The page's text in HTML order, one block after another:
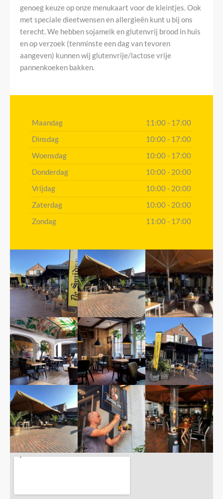
genoeg keuze op onze menukaart voor de kleintjes. Ook
met speciale dieetwensen en allergieën kunt u bij ons
terecht. We hebben sojamelk en glutenvrij brood in huis
en op verzoek (tenminste een dag van tevoren
aangeven) kunnen wij glutenvrije/lactose vrije
pannenkoeken bakken.
Maandag
11:00 - 17:00
Dinsdag
10:00 - 17:00
Woensdag
10:00 - 17:00
Donderdag
10:00 - 20:00
Vrijdag
10:00 - 20:00
Zaterdag
10:00 - 20:00
Zondag
11:00 - 17:00